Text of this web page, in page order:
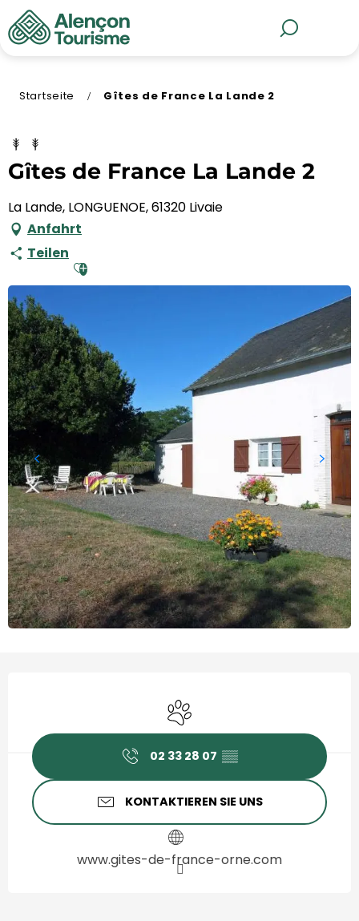
Aller
au
contenu
Startseite Gîtes de France La Lande 2
Gîtes de France La Lande 2
La Lande, LONGUENOE, 61320 Livaie
Anfahrt
Teilen Ajouter aux favoris
Tiere erlaubt
02 33 28 07 ▒▒
KONTAKTIEREN SIE UNS
www.gites-de-france-orne.com